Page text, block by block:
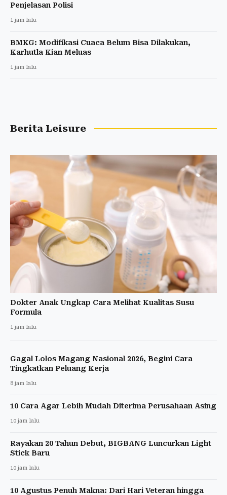
Penjelasan Polisi
1 jam lalu
BMKG: Modifikasi Cuaca Belum Bisa Dilakukan,
Karhutla Kian Meluas
1 jam lalu
Berita Leisure
Dokter Anak Ungkap Cara Melihat Kualitas Susu
Formula
1 jam lalu
Gagal Lolos Magang Nasional 2026, Begini Cara
Tingkatkan Peluang Kerja
8 jam lalu
10 Cara Agar Lebih Mudah Diterima Perusahaan Asing
10 jam lalu
Rayakan 20 Tahun Debut, BIGBANG Luncurkan Light
Stick Baru
10 jam lalu
10 Agustus Penuh Makna: Dari Hari Veteran hingga